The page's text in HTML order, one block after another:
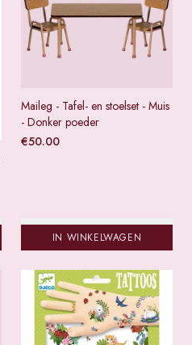
Maileg - Tafel- en stoelset - Muis
- Donker poeder
€50.00
IN WINKELWAGEN